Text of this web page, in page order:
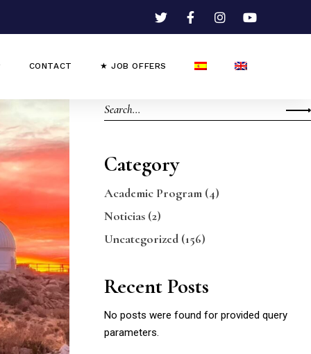
CONTACT ★ JOB OFFERS
Category
Academic Program(4)
Noticias(2)
Uncategorized(156)
Recent Posts
No posts were found for provided query
parameters.